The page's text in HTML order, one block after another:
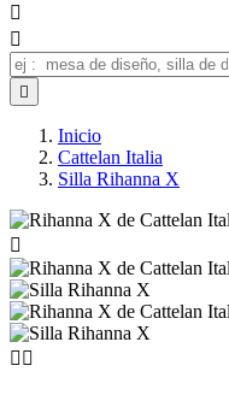



Inicio
Cattelan Italia
Silla Rihanna X

 